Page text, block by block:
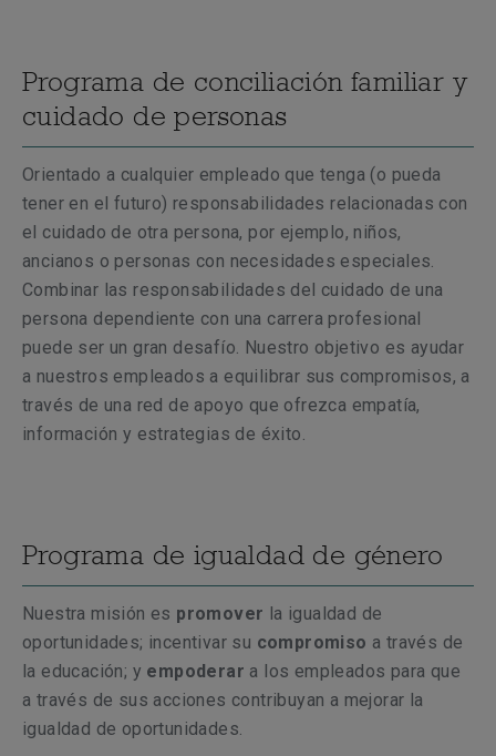
Programa de conciliación familiar y
cuidado de personas
Orientado a cualquier empleado que tenga (o pueda
tener en el futuro) responsabilidades relacionadas con
el cuidado de otra persona, por ejemplo, niños,
ancianos o personas con necesidades especiales.
Combinar las responsabilidades del cuidado de una
persona dependiente con una carrera profesional
puede ser un gran desafío. Nuestro objetivo es ayudar
a nuestros empleados a equilibrar sus compromisos, a
través de una red de apoyo que ofrezca empatía,
información y estrategias de éxito.
Programa de igualdad de género
Nuestra misión es promover la igualdad de
oportunidades; incentivar su compromiso a través de
la educación; y empoderar a los empleados para que
a través de sus acciones contribuyan a mejorar la
igualdad de oportunidades.